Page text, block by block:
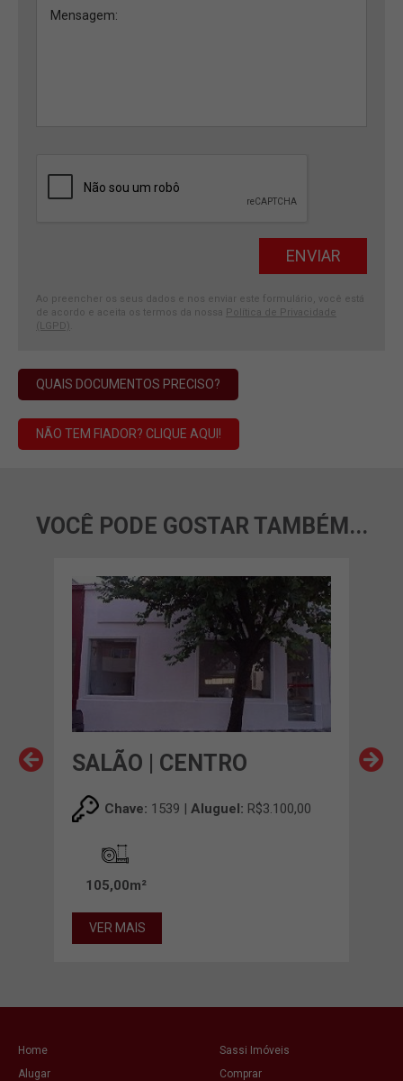
Ao preencher os seus dados e nos enviar este formulário, você está
de acordo e aceita os termos da nossa Política de Privacidade
(LGPD)
QUAIS DOCUMENTOS PRECISO?
NÃO TEM FIADOR? CLIQUE AQUI!
VOCÊ PODE GOSTAR TAMBÉM...
SALÃO | CENTRO
Chave: 1539 | Aluguel: R$3.100,00
105,00m²
VER MAIS
Home
Sassi Imóveis
Alugar
Comprar